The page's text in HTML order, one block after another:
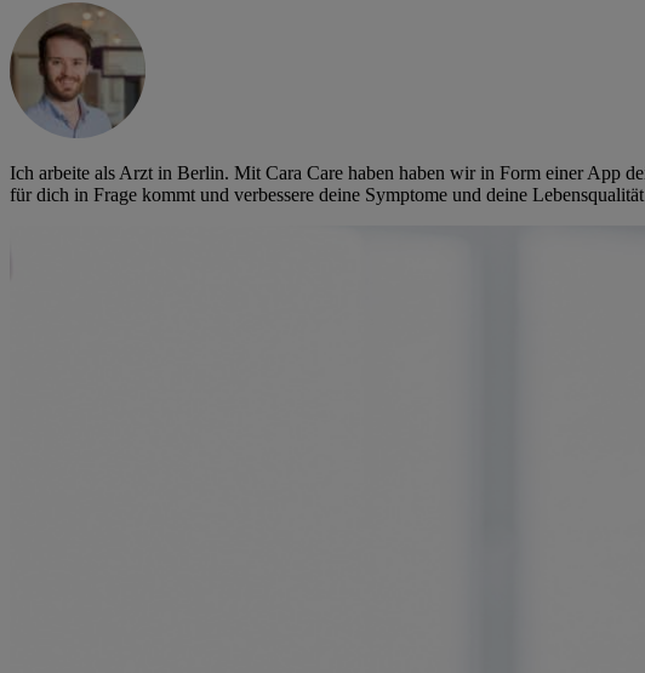
Ich arbeite als Arzt in Berlin. Mit Cara Care haben haben wir in Form einer App
für dich in Frage kommt und verbessere deine Symptome und deine